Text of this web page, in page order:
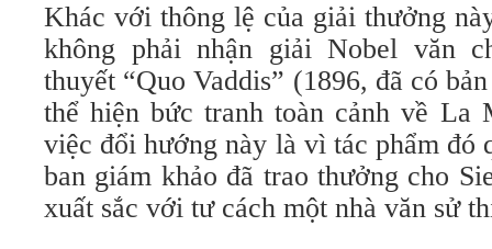
Khác với thông lệ của giải thưởng
không phải nhận giải Nobel văn
thuyết “Quo Vaddis” (1896, đã có
thể hiện bức tranh toàn cảnh về La
việc đổi hướng này là vì tác phẩm đó
ban giám khảo đã trao thưởng cho
xuất sắc với tư cách một nhà văn sử